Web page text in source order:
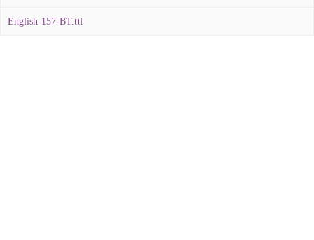
English-157-BT.ttf